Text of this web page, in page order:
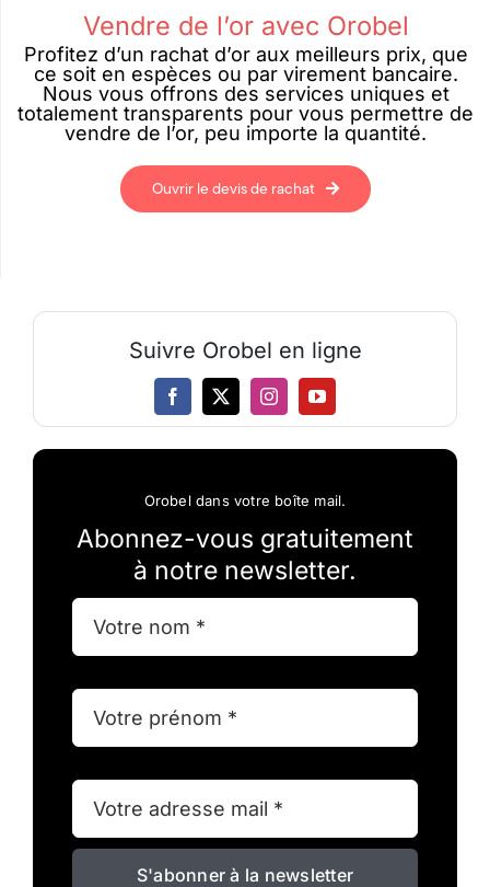
Vendre de l’or avec Orobel
Profitez d’un rachat d’or aux meilleurs prix, que
ce soit en espèces ou par virement bancaire.
Nous vous offrons des services uniques et
totalement transparents pour vous permettre de
vendre de l’or, peu importe la quantité.
Ouvrir le devis de rachat
Suivre Orobel en ligne
Orobel dans votre boîte mail.
Abonnez-vous gratuitement
à notre newsletter.
S'abonner à la newsletter